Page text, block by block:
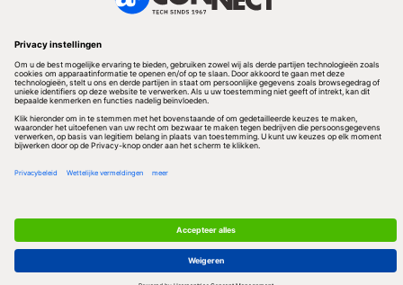
Volg ons
Redactionele partner
Algemene Voorwaarden & Copyrights